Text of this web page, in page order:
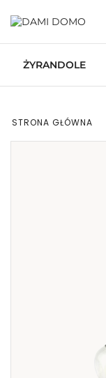
ŻYRANDOLE
STRONA GŁÓWNA